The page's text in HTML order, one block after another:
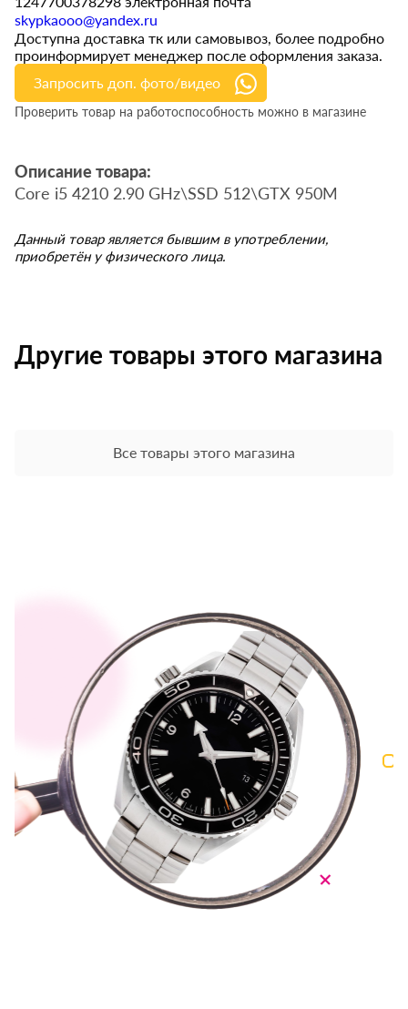
skypkaooo@yandex.ru
Доступна доставка тк или самовывоз, более подробно
проинформирует менеджер после оформления заказа.
Запросить доп. фото/видео
Проверить товар на работоспособность можно в магазине
Описание товара:
Core i5 4210 2.90 GHz\SSD 512\GTX 950M
Данный товар является бывшим в употреблении,
приобретён у физического лица.
Другие товары этого магазина
Все товары этого магазина